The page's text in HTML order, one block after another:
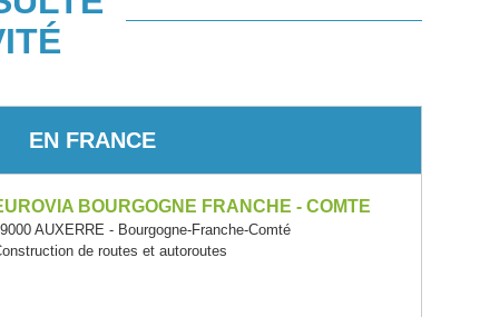
EN FRANCE
BOURGOGNE FRANCHE - COMTE
AUXERRE - Bourgogne-Franche-Comté
de routes et autoroutes